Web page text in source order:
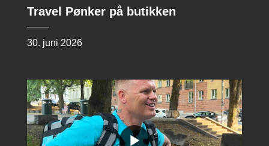
Travel Pønker på butikken
30. juni 2026